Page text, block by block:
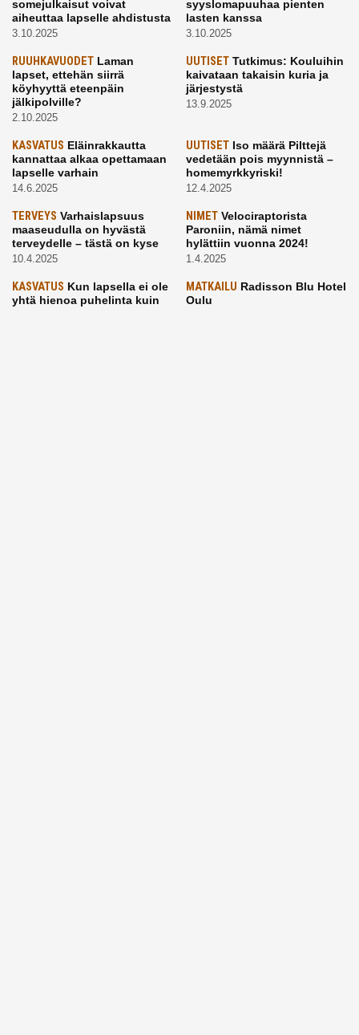
somejulkaisut voivat
aiheuttaa lapselle ahdistusta
3.10.2025
syyslomapuuhaa pienten
lasten kanssa
3.10.2025
RUUHKAVUODET Laman
lapset, ettehän siirrä
köyhyyttä eteenpäin
jälkipolville?
2.10.2025
UUTISETTutkimus: Kouluihin
kaivataan takaisin kuria ja
järjestystä
13.9.2025
KASVATUS Eläinrakkautta
kannattaa alkaa opettamaan
lapselle varhain
14.6.2025
UUTISETIso määrä Pilttejä
vedetään pois myynnistä –
homemyrkkyriski!
12.4.2025
TERVEYS Varhaislapsuus
maaseudulla on hyvästä
terveydelle – tästä on kyse
10.4.2025
NIMETVelociraptorista
Paroniin, nämä nimet
hylättiin vuonna 2024!
1.4.2025
KASVATUS Kun lapsella ei ole
yhtä hienoa puhelinta kuin
MATKAILU Radisson Blu Hotel
Oulu